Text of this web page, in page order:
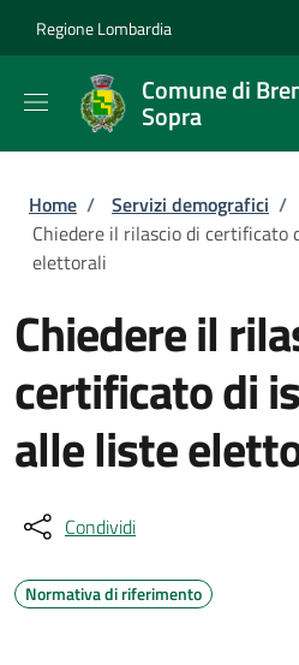
Regione Lombardia
Comune di
Sopra
Briciole di pane
Home / Servizi demografici /
Chiedere il rilascio di certificato
elettorali
Chiedere il
certificato di
alle liste
Condividi
Normativa di riferimento